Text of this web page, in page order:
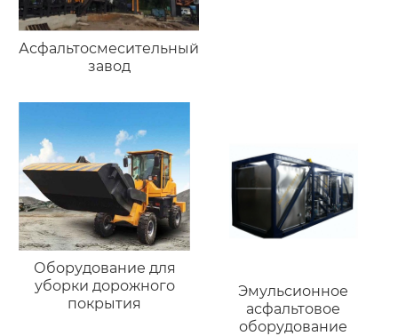
Асфальтосмесительный
завод
Оборудование для
уборки дорожного
покрытия
Эмульсионное
асфальтовое
оборудование